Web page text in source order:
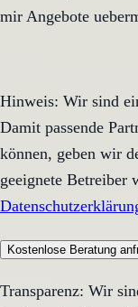
mir Angebote
Hinweis: Wir sind
Damit passende
können, geben wir
geeignete Betreiber
Kostenlose Beratung
Transparenz: Wir